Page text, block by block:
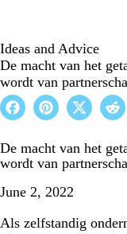
Ideas and Advice
De macht van het
wordt van
De macht van het
wordt van
June 2, 2022
Als zelfstandig